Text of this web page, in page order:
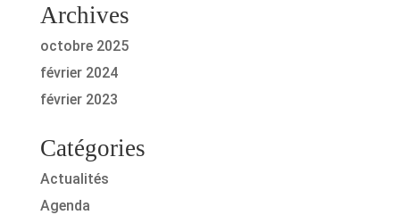
Archives
octobre 2025
février 2024
février 2023
Catégories
Actualités
Agenda